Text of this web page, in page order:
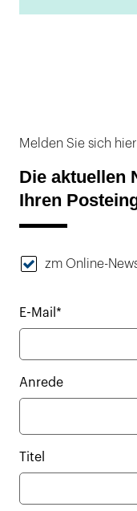
Melden Sie sich
Die aktuellen
Ihren
zm Online-
E-Mail*
Anrede
Titel